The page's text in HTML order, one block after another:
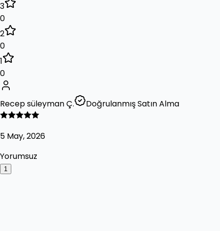
3
0
2
0
1
0
Recep süleyman Ç. Doğrulanmış Satın Alma
5 May, 2026
Yorumsuz
1